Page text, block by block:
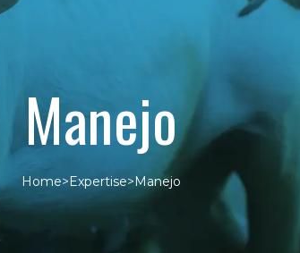
Manejo
Home>Expertise>Manejo